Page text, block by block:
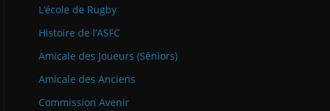
L’école de Rugby
Histoire de l’ASFC
Amicale des Joueurs (Séniors)
Amicale des Anciens
Commission Avenir